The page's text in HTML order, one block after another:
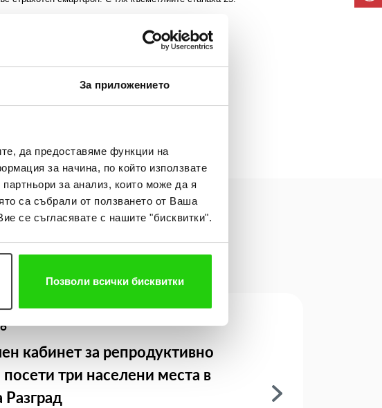
За приложението
да предоставяме функции на
за начина, по който използвате
за анализ, които може да я
са събрали от ползването от Ваша
се съгласявате с нашите "бисквитки".
Позволи всички бисквитки
затова не пропускайте тази възможност.
се подготвите за предстоящото лято.
право да трупате
кабинет за репродуктивно
посети три населени места в